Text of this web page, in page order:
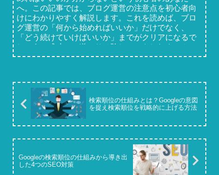
へ。この記事では、ブログ運営の注意点を初心者向
けにわかりやすく解説します。これを読めば、ブロ
グ運営の「何から始めればいいか」だけでなく、
「どう続けていけばいいか」までがクリアになるで
しょう。成功への道のりは険しいかもしれません
が、このガイドを武器に、一緒に挑んでみません
検索順位の仕組みとは？Googleの意図
を捉え検索順位を戦略的に上げる方法
Googleの検索順位の仕組みから導き出
した4つのSEO対策